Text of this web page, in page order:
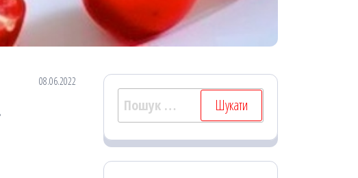
08.06.2022
Пошук: